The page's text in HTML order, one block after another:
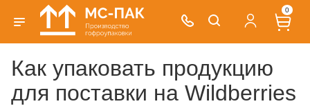
0
Как упаковать продукцию
для поставки на Wildberries